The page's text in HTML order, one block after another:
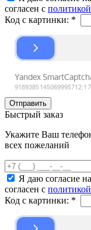
согласен с
Код с картинки: *
Быстрый заказ
Укажите Ваш
всех пожеланий
Я даю согласие
согласен с
Код с картинки: *